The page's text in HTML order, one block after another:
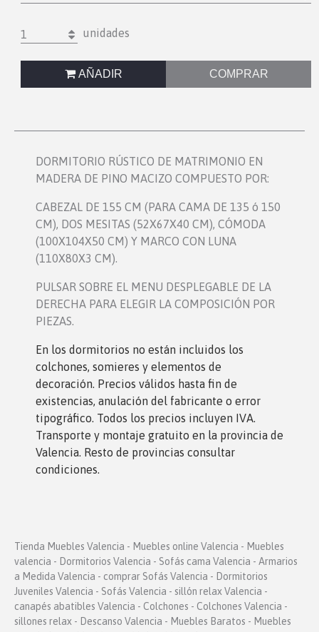
1 unidades
AÑADIR COMPRAR
DORMITORIO RÚSTICO DE MATRIMONIO EN
MADERA DE PINO MACIZO COMPUESTO POR:
CABEZAL DE 155 CM (PARA CAMA DE 135 ó 150
CM), DOS MESITAS (52X67X40 CM), CÓMODA
(100X104X50 CM) Y MARCO CON LUNA
(110X80X3 CM).
PULSAR SOBRE EL MENU DESPLEGABLE DE LA
DERECHA PARA ELEGIR LA COMPOSICIÓN POR
PIEZAS.
En los dormitorios no están incluidos los
colchones, somieres y elementos de
decoración. Precios válidos hasta fin de
existencias, anulación del fabricante o error
tipográfico. Todos los precios incluyen IVA.
Transporte y montaje gratuito en la provincia de
Valencia. Resto de provincias consultar
condiciones.
Tienda Muebles Valencia - Muebles online Valencia - Muebles
valencia - Dormitorios Valencia - Sofás cama Valencia - Armarios
a Medida Valencia - comprar Sofás Valencia - Dormitorios
Juveniles Valencia - Sofás Valencia - sillón relax Valencia -
canapés abatibles Valencia - Colchones - Colchones Valencia -
sillones relax - Descanso Valencia - Muebles Baratos - Muebles